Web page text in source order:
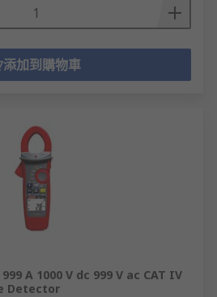
添加到購物車
A 1000 V dc 999 V ac CAT IV
Detector